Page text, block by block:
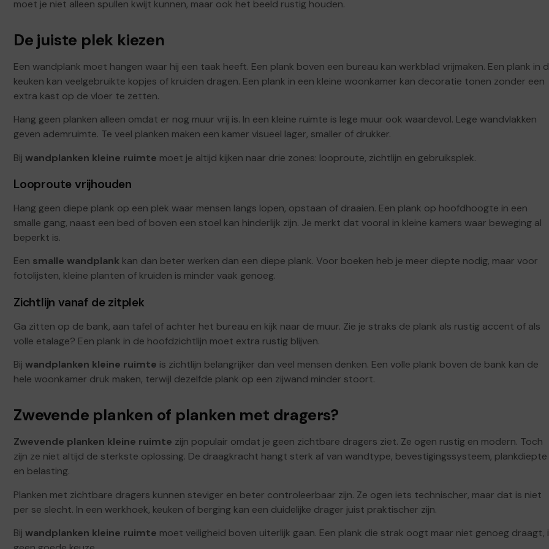
moet je niet alleen spullen kwijt kunnen, maar ook het beeld rustig houden.
De juiste plek kiezen
Een wandplank moet hangen waar hij een taak heeft. Een plank boven een bureau kan werkblad vrijmaken. Een plank in
keuken kan veelgebruikte kopjes of kruiden dragen. Een plank in een kleine woonkamer kan decoratie tonen zonder een
extra kast op de vloer te zetten.
Hang geen planken alleen omdat er nog muur vrij is. In een kleine ruimte is lege muur ook waardevol. Lege wandvlakken
geven ademruimte. Te veel planken maken een kamer visueel lager, smaller of drukker.
Bij wandplanken kleine ruimte moet je altijd kijken naar drie zones: looproute, zichtlijn en gebruiksplek.
Looproute vrijhouden
Hang geen diepe plank op een plek waar mensen langs lopen, opstaan of draaien. Een plank op hoofdhoogte in een
smalle gang, naast een bed of boven een stoel kan hinderlijk zijn. Je merkt dat vooral in kleine kamers waar beweging al
beperkt is.
Een smalle wandplank kan dan beter werken dan een diepe plank. Voor boeken heb je meer diepte nodig, maar voor
fotolijsten, kleine planten of kruiden is minder vaak genoeg.
Zichtlijn vanaf de zitplek
Ga zitten op de bank, aan tafel of achter het bureau en kijk naar de muur. Zie je straks de plank als rustig accent of als
volle etalage? Een plank in de hoofdzichtlijn moet extra rustig blijven.
Bij wandplanken kleine ruimte is zichtlijn belangrijker dan veel mensen denken. Een volle plank boven de bank kan de
hele woonkamer druk maken, terwijl dezelfde plank op een zijwand minder stoort.
Zwevende planken of planken met dragers?
Zwevende planken kleine ruimte zijn populair omdat je geen zichtbare dragers ziet. Ze ogen rustig en modern. Toch
zijn ze niet altijd de sterkste oplossing. De draagkracht hangt sterk af van wandtype, bevestigingssysteem, plankdiepte
en belasting.
Planken met zichtbare dragers kunnen steviger en beter controleerbaar zijn. Ze ogen iets technischer, maar dat is niet
per se slecht. In een werkhoek, keuken of berging kan een duidelijke drager juist praktischer zijn.
Bij wandplanken kleine ruimte moet veiligheid boven uiterlijk gaan. Een plank die strak oogt maar niet genoeg draagt,